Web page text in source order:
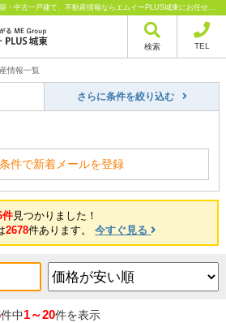
埼玉県 久喜市 ｜埼玉・東京・千葉の新築・中古一戸建て、不動産情報ならエムイーPLUS城東にお任せください
検索 TEL
情報一覧
さらに条件を絞り込む
件で新着メールを登録
件見つかりました！
2678件あります。今すぐ見る
件中1～20件を表示